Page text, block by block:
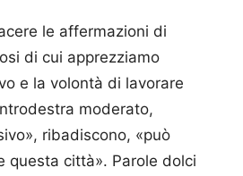
le affermazioni di
di cui apprezziamo
e la volontà di lavorare
moderato,
ribadiscono, «può
questa città». Parole dolci